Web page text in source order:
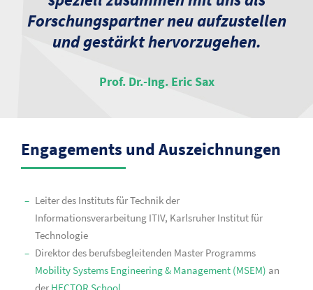
Forschungspartner neu aufzustellen
und gestärkt hervorzugehen.
Prof. Dr.-Ing. Eric Sax
Engagements und Auszeichnungen
Leiter des Instituts für Technik der
Informationsverarbeitung ITIV, Karlsruher Institut für
Technologie
Direktor des berufsbegleitenden Master Programms
Mobility Systems Engineering & Management (MSEM) an